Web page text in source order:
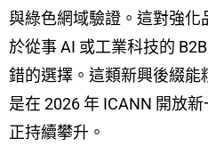
與綠色網域驗證。這對強
於從事 AI 或工業科技的
錯的選擇。這類新興後綴能
是在 2026 年 ICANN 開放
正持續攀升。